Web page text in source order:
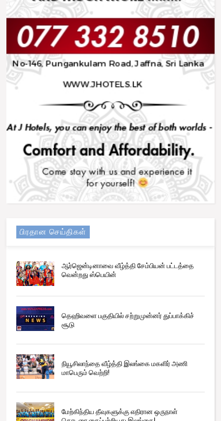
பிரதான செய்திகள்
ஆர்ஜென்டினாவை வீழ்த்தி சேம்பியன் பட்டத்தை
வென்றது ஸ்பெயின்
தெஹிவளை பகுதியில் சற்றுமுன்னர் துப்பாக்கிச்
சூடு
நியூசிலாந்தை வீழ்த்தி இலங்கை மகளிர் அணி
மாபெரும் வெற்றி!
மேற்கிந்திய தீவுகளுக்கு எதிரான ஒருநாள்